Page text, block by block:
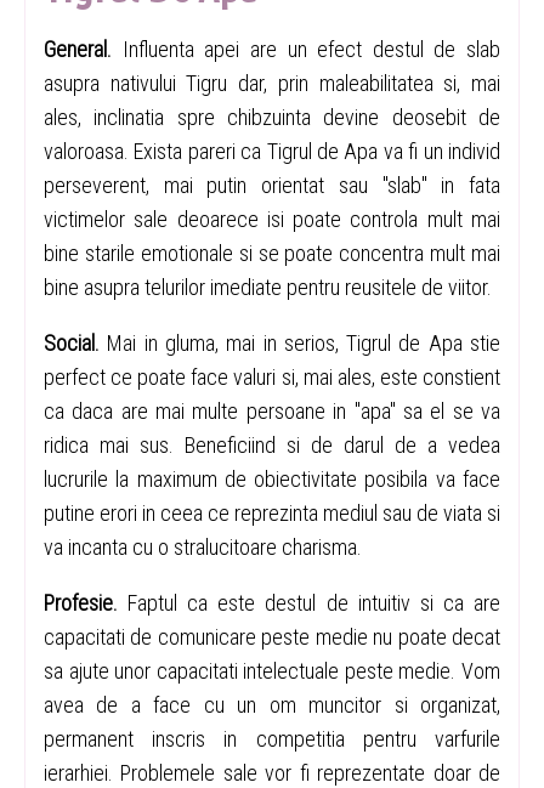
General. Influenta apei are un efect destul de slab
asupra nativului Tigru dar, prin maleabilitatea si, mai
ales, inclinatia spre chibzuinta devine deosebit de
valoroasa. Exista pareri ca Tigrul de Apa va fi un individ
perseverent, mai putin orientat sau "slab" in fata
victimelor sale deoarece isi poate controla mult mai
bine starile emotionale si se poate concentra mult mai
bine asupra telurilor imediate pentru reusitele de viitor.
Social. Mai in gluma, mai in serios, Tigrul de Apa stie
perfect ce poate face valuri si, mai ales, este constient
ca daca are mai multe persoane in "apa" sa el se va
ridica mai sus. Beneficiind si de darul de a vedea
lucrurile la maximum de obiectivitate posibila va face
putine erori in ceea ce reprezinta mediul sau de viata si
va incanta cu o stralucitoare charisma.
Profesie. Faptul ca este destul de intuitiv si ca are
capacitati de comunicare peste medie nu poate decat
sa ajute unor capacitati intelectuale peste medie. Vom
avea de a face cu un om muncitor si organizat,
permanent inscris in competitia pentru varfurile
ierarhiei. Problemele sale vor fi reprezentate doar de